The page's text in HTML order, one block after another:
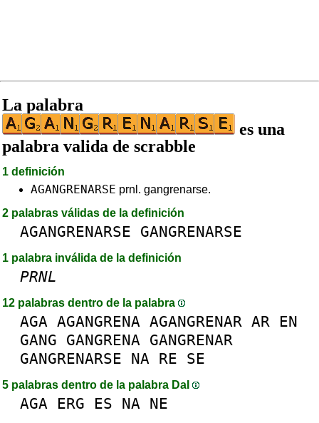
La palabra
es una
palabra valida de scrabble
1 definición
AGANGRENARSE prnl. gangrenarse.
2 palabras válidas de la definición
AGANGRENARSE GANGRENARSE
1 palabra inválida de la definición
PRNL
12 palabras dentro de la palabra
AGA AGANGRENA AGANGRENAR AR EN
GANG GANGRENA GANGRENAR
GANGRENARSE NA RE SE
5 palabras dentro de la palabra DaI
AGA ERG ES NA NE